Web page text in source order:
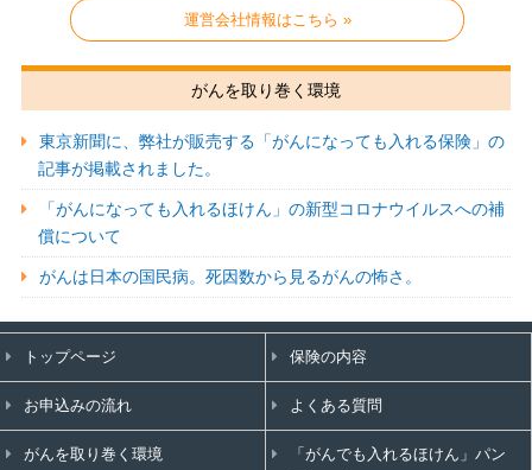
運営会社情報はこちら »
がんを取り巻く環境
東京新聞に、弊社が販売する「がんになっても入れる保険」の
記事が掲載されました。
「がんになっても入れるほけん」の新型コロナウイルスへの補
償について
がんは日本の国民病。死因数から見るがんの怖さ。
トップページ 保険の内容
お申込みの流れ よくある質問
がんを取り巻く環境
「がんでも入れるほけん」パン